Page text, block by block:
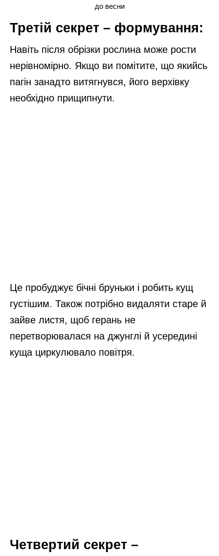
до весни
Третій секрет – формування:
Навіть після обрізки рослина може рости
нерівномірно. Якщо ви помітите, що якийсь
пагін занадто витягнувся, його верхівку
необхідно прищипнути.
Це пробуджує бічні бруньки і робить кущ
густішим. Також потрібно видаляти старе й
зайве листя, щоб герань не
перетворювалася на джунглі й усередині
куща циркулювало повітря.
Четвертий секрет –